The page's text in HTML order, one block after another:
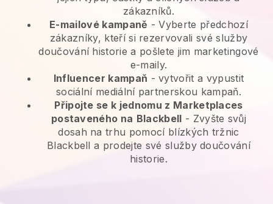
zákazníků.
E-mailové kampaně -Vyberte předchozí
zákazníky, kteří si rezervovali své služby
doučování historie a pošlete jim marketingové
e-maily.
Influencer kampaň - vytvořit a vypustit
sociální mediální partnerskou kampaň.
Připojte se k jednomu z Marketplaces
postaveného na Blackbell - Zvyšte svůj
dosah na trhu pomocí blízkých tržnic
Blackbell a prodejte své služby doučování
historie.